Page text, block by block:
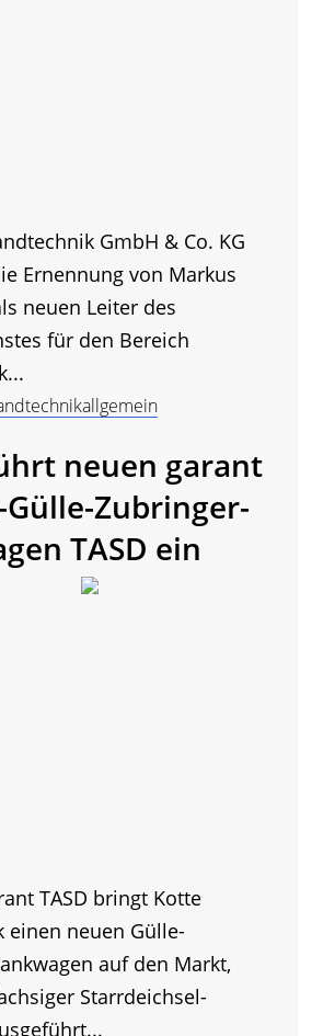
GmbH & Co. KG
Ernennung von Markus
neuen Leiter des
für den Bereich
neuen garant
Zubringer-
TASD ein
TASD bringt Kotte
einen neuen Gülle-
auf den Markt,
Starrdeichsel-